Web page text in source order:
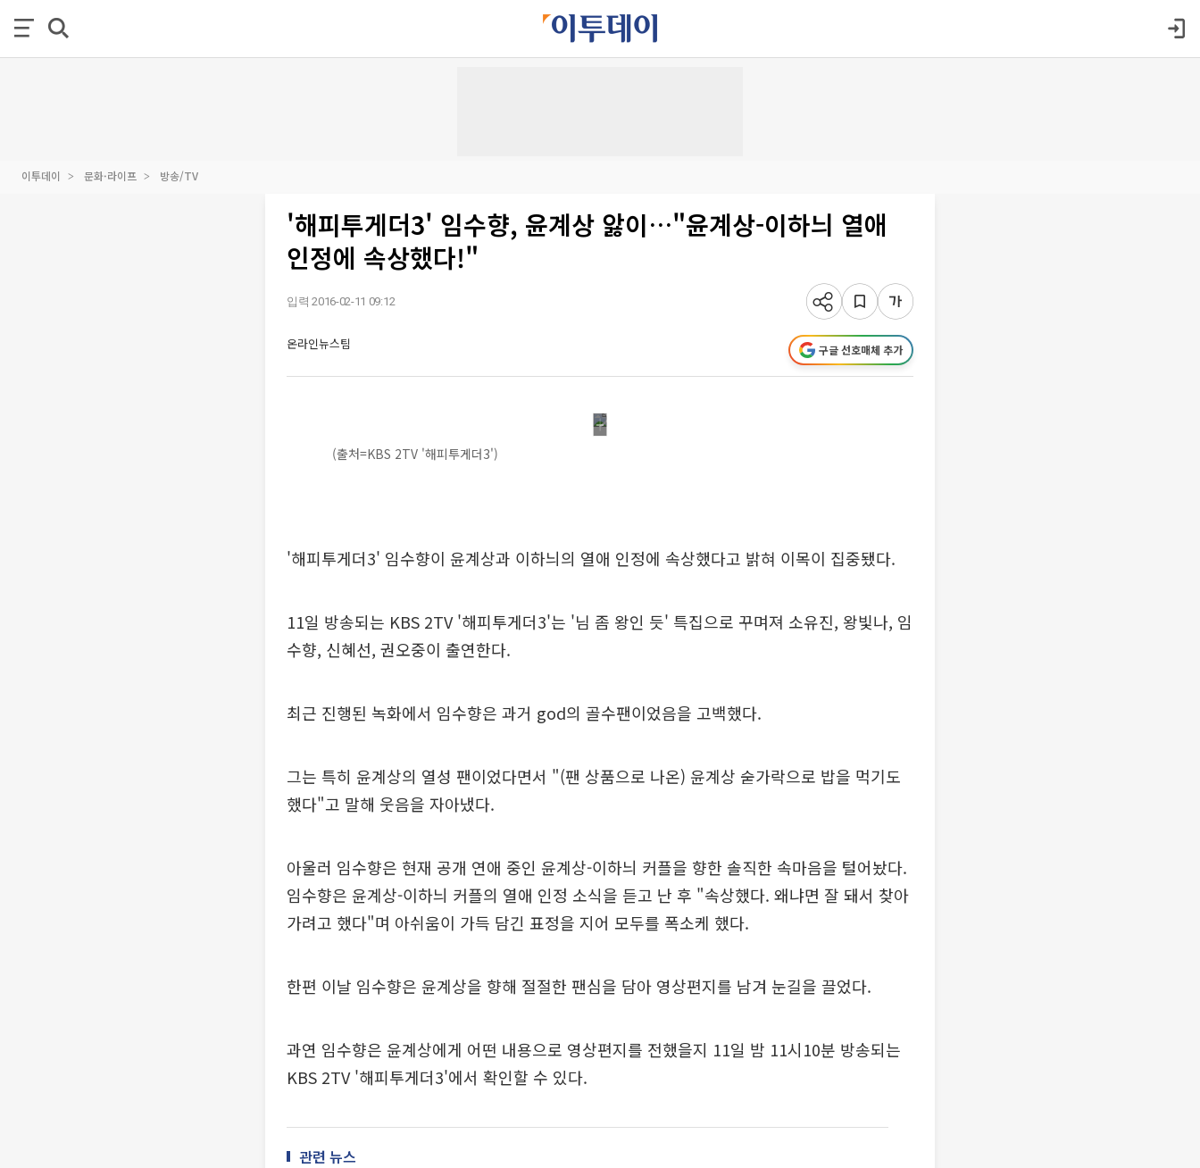
이투데이 문화·라이프 방송/TV
'해피투게더3' 임수향, 윤계상 앓이…"윤계상-이하늬 열애
인정에 속상했다!"
입력 2016-02-11 09:12
온라인뉴스팀 구글 선호매체 추가
(출처=KBS 2TV '해피투게더3')
'해피투게더3' 임수향이 윤계상과 이하늬의 열애 인정에 속상했다고 밝혀 이목이 집중됐다.
11일 방송되는 KBS 2TV '해피투게더3'는 '님 좀 왕인 듯' 특집으로 꾸며져 소유진, 왕빛나, 임
수향, 신혜선, 권오중이 출연한다.
최근 진행된 녹화에서 임수향은 과거 god의 골수팬이었음을 고백했다.
그는 특히 윤계상의 열성 팬이었다면서 "(팬 상품으로 나온) 윤계상 숟가락으로 밥을 먹기도
했다"고 말해 웃음을 자아냈다.
아울러 임수향은 현재 공개 연애 중인 윤계상-이하늬 커플을 향한 솔직한 속마음을 털어놨다.
임수향은 윤계상-이하늬 커플의 열애 인정 소식을 듣고 난 후 "속상했다. 왜냐면 잘 돼서 찾아
가려고 했다"며 아쉬움이 가득 담긴 표정을 지어 모두를 폭소케 했다.
한편 이날 임수향은 윤계상을 향해 절절한 팬심을 담아 영상편지를 남겨 눈길을 끌었다.
과연 임수향은 윤계상에게 어떤 내용으로 영상편지를 전했을지 11일 밤 11시10분 방송되는
KBS 2TV '해피투게더3'에서 확인할 수 있다.
관련 뉴스